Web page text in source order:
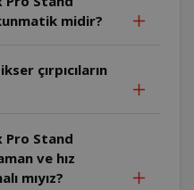
midir?
Pro Stand
ve hız
mıyız?